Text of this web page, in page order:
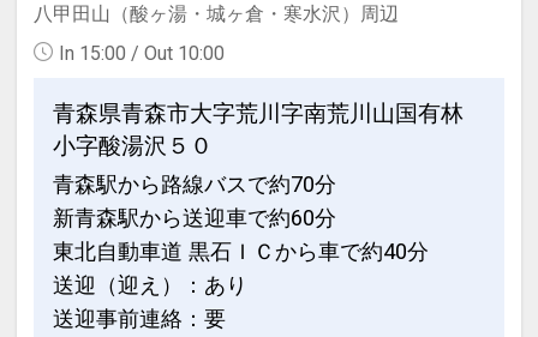
八甲田山（酸ヶ湯・城ヶ倉・寒水沢）周辺
In 15:00 / Out 10:00
青森県青森市大字荒川字南荒川山国有林
小字酸湯沢５０
青森駅から路線バスで約70分
新青森駅から送迎車で約60分
東北自動車道 黒石ＩＣから車で約40分
送迎（迎え）：あり
送迎事前連絡：要